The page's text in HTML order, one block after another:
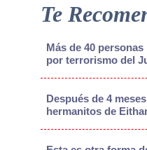
Te
Más de 40
por terrorismo del
Después de 4
hermanitos de